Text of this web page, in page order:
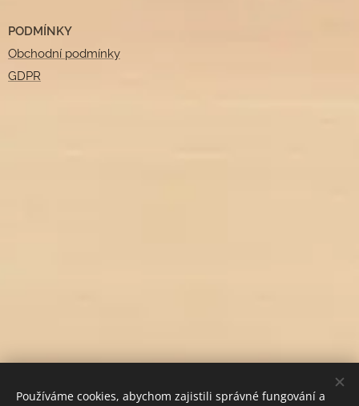
PODMÍNKY
Obchodní podmínky
GDPR
Používáme cookies, abychom zajistili správné fungování a